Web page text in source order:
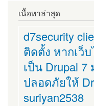
เนื้อหาล่าสุด
d7security
ติดตั้ง หากเว็
เป็น Drupal
ปลอดภัยให้
suriyan2538